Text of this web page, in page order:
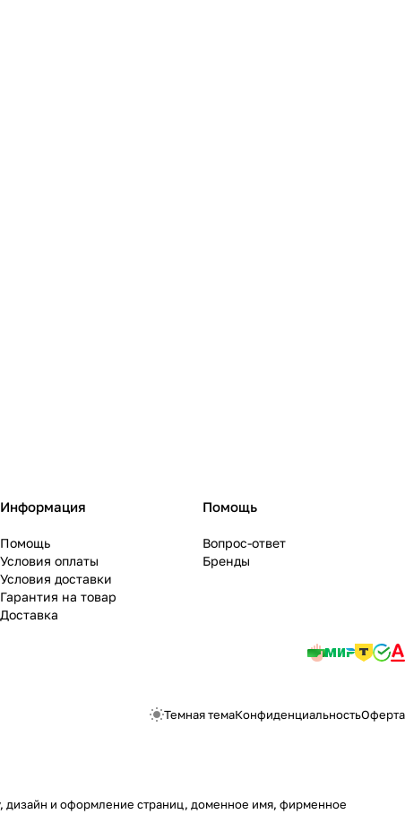
Информация
Помощь
Условия оплаты
Условия доставки
Гарантия на товар
Доставка
Помощь
Вопрос-ответ
Бренды
Темная темаКонфиденциальностьОферта
дизайн и оформление страниц, доменное имя, фирменное